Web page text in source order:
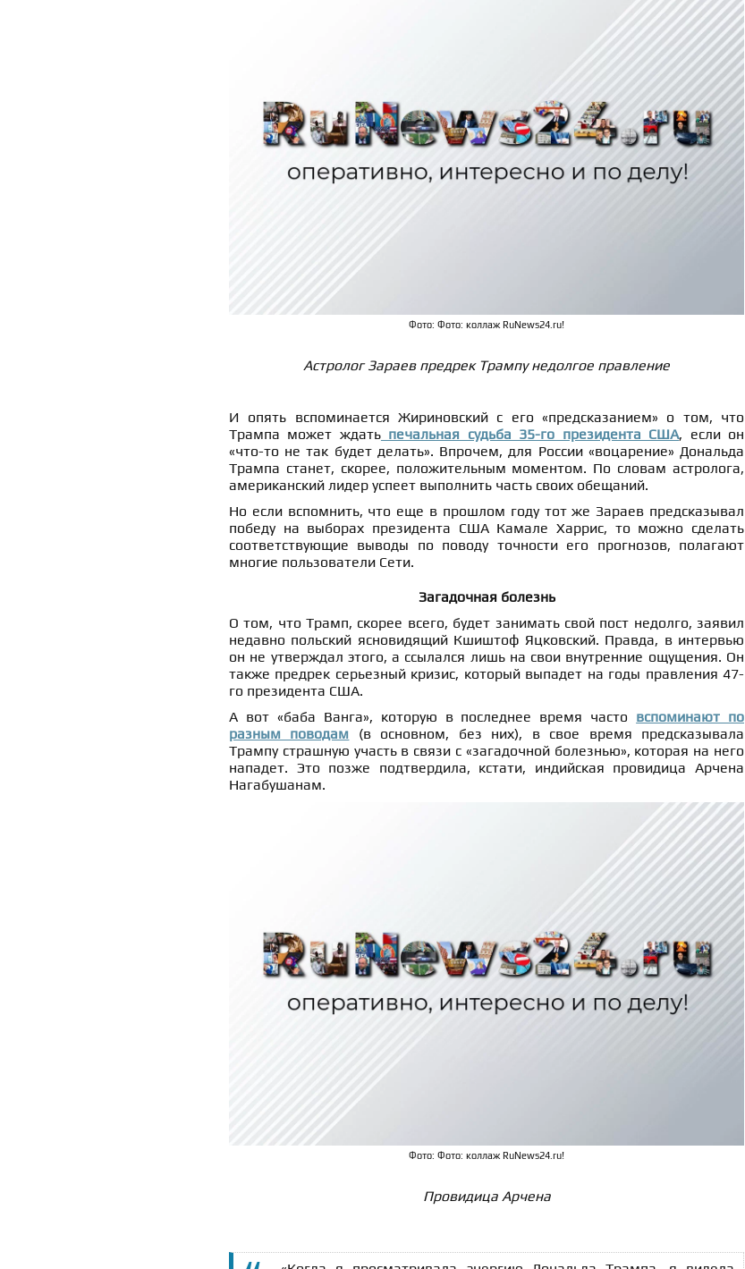
Фото: Фото: коллаж RuNews24.ru!
Астролог Зараев предрек Трампу недолгое правление
И опять вспоминается Жириновский с его «предсказанием» о том, что
Трампа может ждатьпечальная судьба 35-го президента США, если он
«что-то не так будет делать». Впрочем, для России «воцарение» Дональда
Трампа станет, скорее, положительным моментом. По словам астролога,
американский лидер успеет выполнить часть своих обещаний.
Но если вспомнить, что еще в прошлом году тот же Зараев предсказывал
победу на выборах президента США Камале Харрис, то можно сделать
соответствующие выводы по поводу точности его прогнозов, полагают
многие пользователи Сети.
Загадочная болезнь
О том, что Трамп, скорее всего, будет занимать свой пост недолго, заявил
недавно польский ясновидящий Кшиштоф Яцковский. Правда, в интервью
он не утверждал этого, а ссылался лишь на свои внутренние ощущения. Он
также предрек серьезный кризис, который выпадет на годы правления 47-
го президента США.
А вот «баба Ванга», которую в последнее время часто вспоминают по
разным поводам (в основном, без них), в свое время предсказывала
Трампу страшную участь в связи с «загадочной болезнью», которая на него
нападет. Это позже подтвердила, кстати, индийская провидица Арчена
Нагабушанам.
Фото: Фото: коллаж RuNews24.ru!
Провидица Арчена